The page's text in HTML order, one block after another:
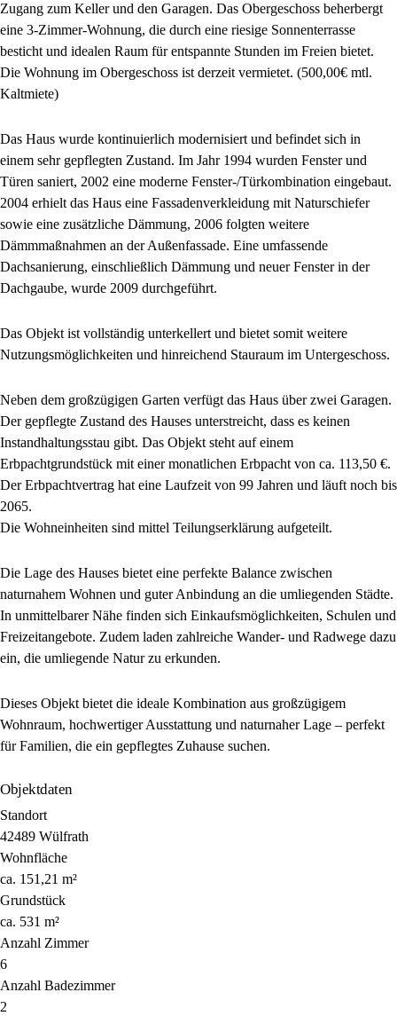
Zugang zum Keller und den Garagen. Das Obergeschoss beherbergt
eine 3-Zimmer-Wohnung, die durch eine riesige Sonnenterrasse
besticht und idealen Raum für entspannte Stunden im Freien bietet.
Die Wohnung im Obergeschoss ist derzeit vermietet. (500,00€ mtl.
Kaltmiete)
Das Haus wurde kontinuierlich modernisiert und befindet sich in
einem sehr gepflegten Zustand. Im Jahr 1994 wurden Fenster und
Türen saniert, 2002 eine moderne Fenster-/Türkombination eingebaut.
2004 erhielt das Haus eine Fassadenverkleidung mit Naturschiefer
sowie eine zusätzliche Dämmung, 2006 folgten weitere
Dämmmaßnahmen an der Außenfassade. Eine umfassende
Dachsanierung, einschließlich Dämmung und neuer Fenster in der
Dachgaube, wurde 2009 durchgeführt.
Das Objekt ist vollständig unterkellert und bietet somit weitere
Nutzungsmöglichkeiten und hinreichend Stauraum im Untergeschoss.
Neben dem großzügigen Garten verfügt das Haus über zwei Garagen.
Der gepflegte Zustand des Hauses unterstreicht, dass es keinen
Instandhaltungsstau gibt. Das Objekt steht auf einem
Erbpachtgrundstück mit einer monatlichen Erbpacht von ca. 113,50 €.
Der Erbpachtvertrag hat eine Laufzeit von 99 Jahren und läuft noch bis
2065.
Die Wohneinheiten sind mittel Teilungserklärung aufgeteilt.
Die Lage des Hauses bietet eine perfekte Balance zwischen
naturnahem Wohnen und guter Anbindung an die umliegenden Städte.
In unmittelbarer Nähe finden sich Einkaufsmöglichkeiten, Schulen und
Freizeitangebote. Zudem laden zahlreiche Wander- und Radwege dazu
ein, die umliegende Natur zu erkunden.
Dieses Objekt bietet die ideale Kombination aus großzügigem
Wohnraum, hochwertiger Ausstattung und naturnaher Lage – perfekt
für Familien, die ein gepflegtes Zuhause suchen.
Objektdaten
Standort
42489 Wülfrath
Wohnfläche
ca. 151,21 m²
Grundstück
ca. 531 m²
Anzahl Zimmer
6
Anzahl Badezimmer
2